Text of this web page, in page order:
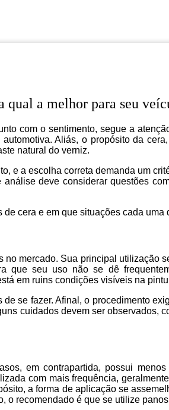
qual a melhor para seu
com o sentimento, segue a
Aliás, o propósito da
natural do verniz.
e a escolha correta demanda um
deve considerar questões
cera e em que situações cada uma
mercado. Sua principal utilização
que seu uso não se dê
em ruins condições visíveis na
se fazer. Afinal, o procedimento
cuidados devem ser observados,
em contrapartida, possui
com mais frequência,
a forma de aplicação se
o recomendado é que se utilize